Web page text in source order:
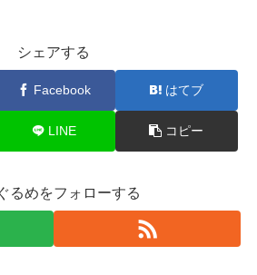
シェアする
Facebook はてブ
LINE コピー
るめをフォローする